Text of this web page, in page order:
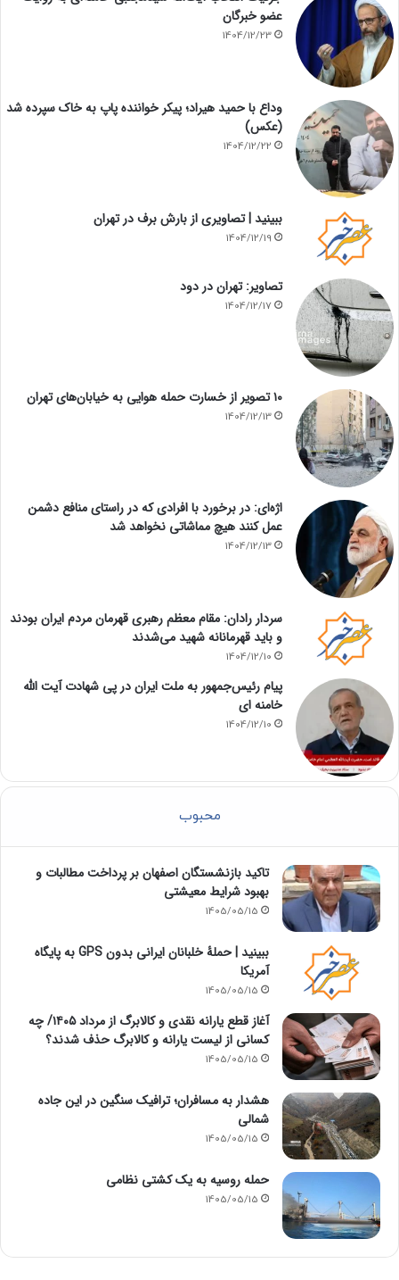
عضو خبرگان
1404/12/23
وداع با حمید هیراد؛ پیکر خواننده پاپ به خاک سپرده شد
(عکس)
1404/12/22
ببینید | تصاویری از بارش برف در تهران
1404/12/19
تصاویر: تهران در دود
1404/12/17
۱۰ تصویر از خسارت حمله هوایی به خیابان‌های تهران
1404/12/13
اژه‌ای: در برخورد با افرادی که در راستای منافع دشمن
عمل کنند هیچ مماشاتی نخواهد شد
1404/12/13
سردار رادان: مقام معظم رهبری قهرمان مردم ایران بودند
و باید قهرمانانه شهید می‌شدند
1404/12/10
پیام رئیس‌جمهور به ملت ایران در پی شهادت آیت الله
خامنه ای
1404/12/10
محبوب
تاکید بازنشستگان اصفهان بر پرداخت مطالبات و
بهبود شرایط معیشتی
1405/05/15
ببینید | حملۀ خلبانان ایرانی بدون GPS به پایگاه
آمریکا
1405/05/15
آغاز قطع یارانه نقدی و کالابرگ از مرداد ۱۴۰۵/ چه
کسانی از لیست یارانه و کالابرگ حذف شدند؟
1405/05/15
هشدار به مسافران؛ ترافیک سنگین در این جاده
شمالی
1405/05/15
حمله روسیه به یک کشتی نظامی
1405/05/15